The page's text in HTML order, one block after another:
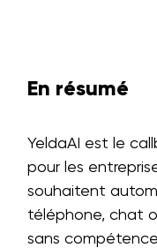
En résumé
YeldaAI est le
pour les
souhaitent
téléphone, chat
sans